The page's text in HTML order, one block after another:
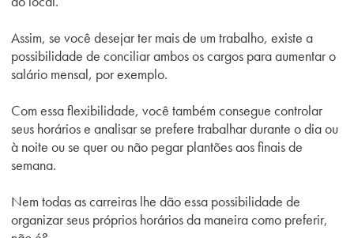
Assim, se você desejar ter mais de um trabalho, existe a
possibilidade de conciliar ambos os cargos para aumentar o
salário mensal, por exemplo.
Com essa flexibilidade, você também consegue controlar
seus horários e analisar se prefere trabalhar durante o dia ou
à noite ou se quer ou não pegar plantões aos finais de
semana.
Nem todas as carreiras lhe dão essa possibilidade de
organizar seus próprios horários da maneira como preferir,